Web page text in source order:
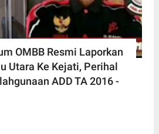
OMBB Resmi Laporkan
Utara Ke Kejati, Perihal
ADD TA 2016 -